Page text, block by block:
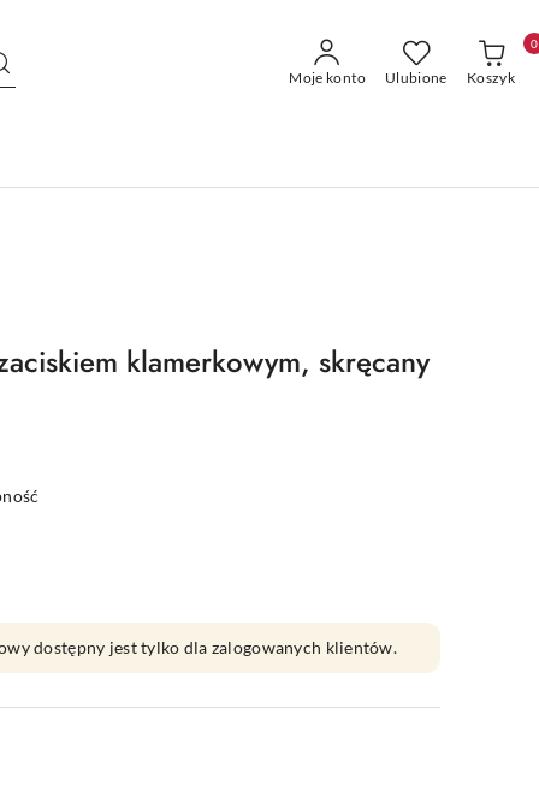
Moje konto Ulubione Koszyk
0
klamerkowym, skręcany
dostępny jest tylko dla zalogowanych klientów.